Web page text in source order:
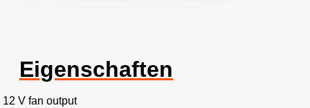
Eigenschaften
12 V fan output